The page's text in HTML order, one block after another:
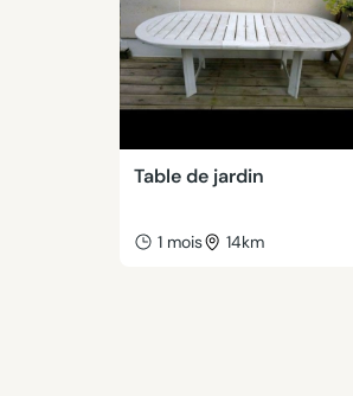
Table de jardin
1 mois 14km